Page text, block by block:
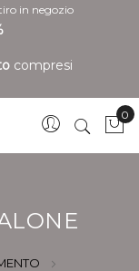
in negozio
compresi
0